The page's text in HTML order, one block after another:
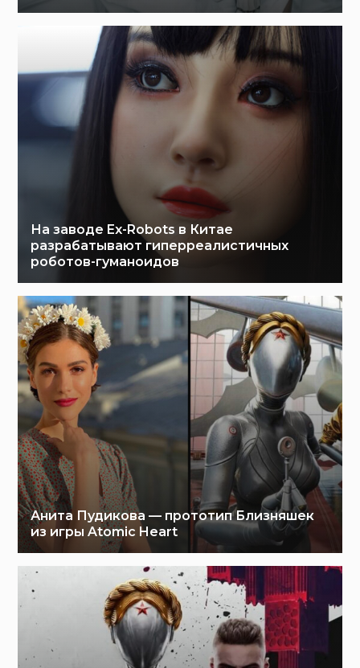
На заводе Ex-Robots в Китае
разрабатывают гиперреалистичных
роботов-гуманоидов
Анита Пудикова — прототип Близняшек
из игры Atomic Heart